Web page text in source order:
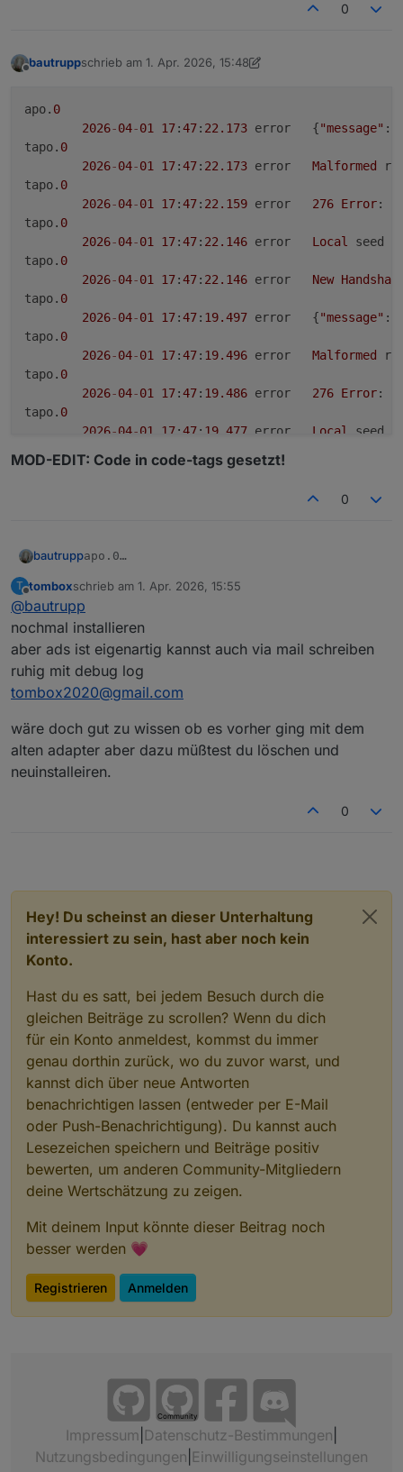
0
bautruppschrieb am 1. Apr. 2026, 15:48
zuletzt editiert von Homoran4. Jan. 2026, 17:51
apo. 0
2026-04-01 17:47: 22.173
	error	{
"message" :
tapo. 0
2026-04-01 17:47: 22.173 Malformed
tapo. 0
2026-04-01 17:47: 22.159 276 Error:
tapo. 0
2026-04-01 17:47: 22.146 Local
seed
tapo. 0
2026-04-01 17:47: 22.146 New
tapo. 0
2026-04-01 17:47: 19.497
	error	{
"message" :
tapo. 0
2026-04-01 17:47: 19.496 Malformed
tapo. 0
2026-04-01 17:47: 19.486 276 Error:
tapo. 0
2026-04-01 17:47: 19.477 Local
seed
2026-04 -01 17:47:19.476
	error
Please set
MOD-EDIT: Code in code-tags gesetzt!
0
bautruppapo.0
tapo.0
2026-04-01 17:47:22.173	error
tapo.0
2026-04-01 17:47:22.159	error	276
tapo.0
2026-04-01 17:47:22.146	error	Local seed
tapo.0
tapo.0
2026-04-01 17:47:19.497	error
2026-04-01 17:47:19.496	error
2026-04-01 17:47:19.486	error	276
MOD-EDIT: Code in code-tags gesetzt!
T
Offline
tomboxschrieb am 1. Apr. 2026, 15:55
zuletzt editiert von
@bautrupp
nochmal installieren
aber ads ist eigenartig kannst auch via mail schreiben
ruhig mit debug log
tombox2020@gmail.com
wäre doch gut zu wissen ob es vorher ging mit dem
alten adapter aber dazu müßtest du löschen und
neuinstalleiren.
0
Hey! Du scheinst an dieser Unterhaltung
interessiert zu sein, hast aber noch kein
Konto.
Hast du es satt, bei jedem Besuch durch die
gleichen Beiträge zu scrollen? Wenn du dich
für ein Konto anmeldest, kommst du immer
genau dorthin zurück, wo du zuvor warst, und
kannst dich über neue Antworten
benachrichtigen lassen (entweder per E-Mail
oder Push-Benachrichtigung). Du kannst auch
Lesezeichen speichern und Beiträge positiv
bewerten, um anderen Community-Mitgliedern
deine Wertschätzung zu zeigen.
Mit deinem Input könnte dieser Beitrag noch
besser werden 💗
Registrieren Anmelden
Community
Impressum Datenschutz-Bestimmungen
Nutzungsbedingungen Einwilligungseinstellungen